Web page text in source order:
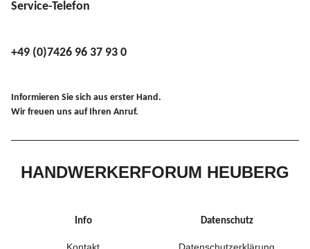
Service-Telefon
+49 (0)7426 96 37 93 0
Informieren Sie sich aus erster Hand.
Wir freuen uns auf Ihren Anruf.
HANDWERKERFORUM HEUBERG
Info Datenschutz